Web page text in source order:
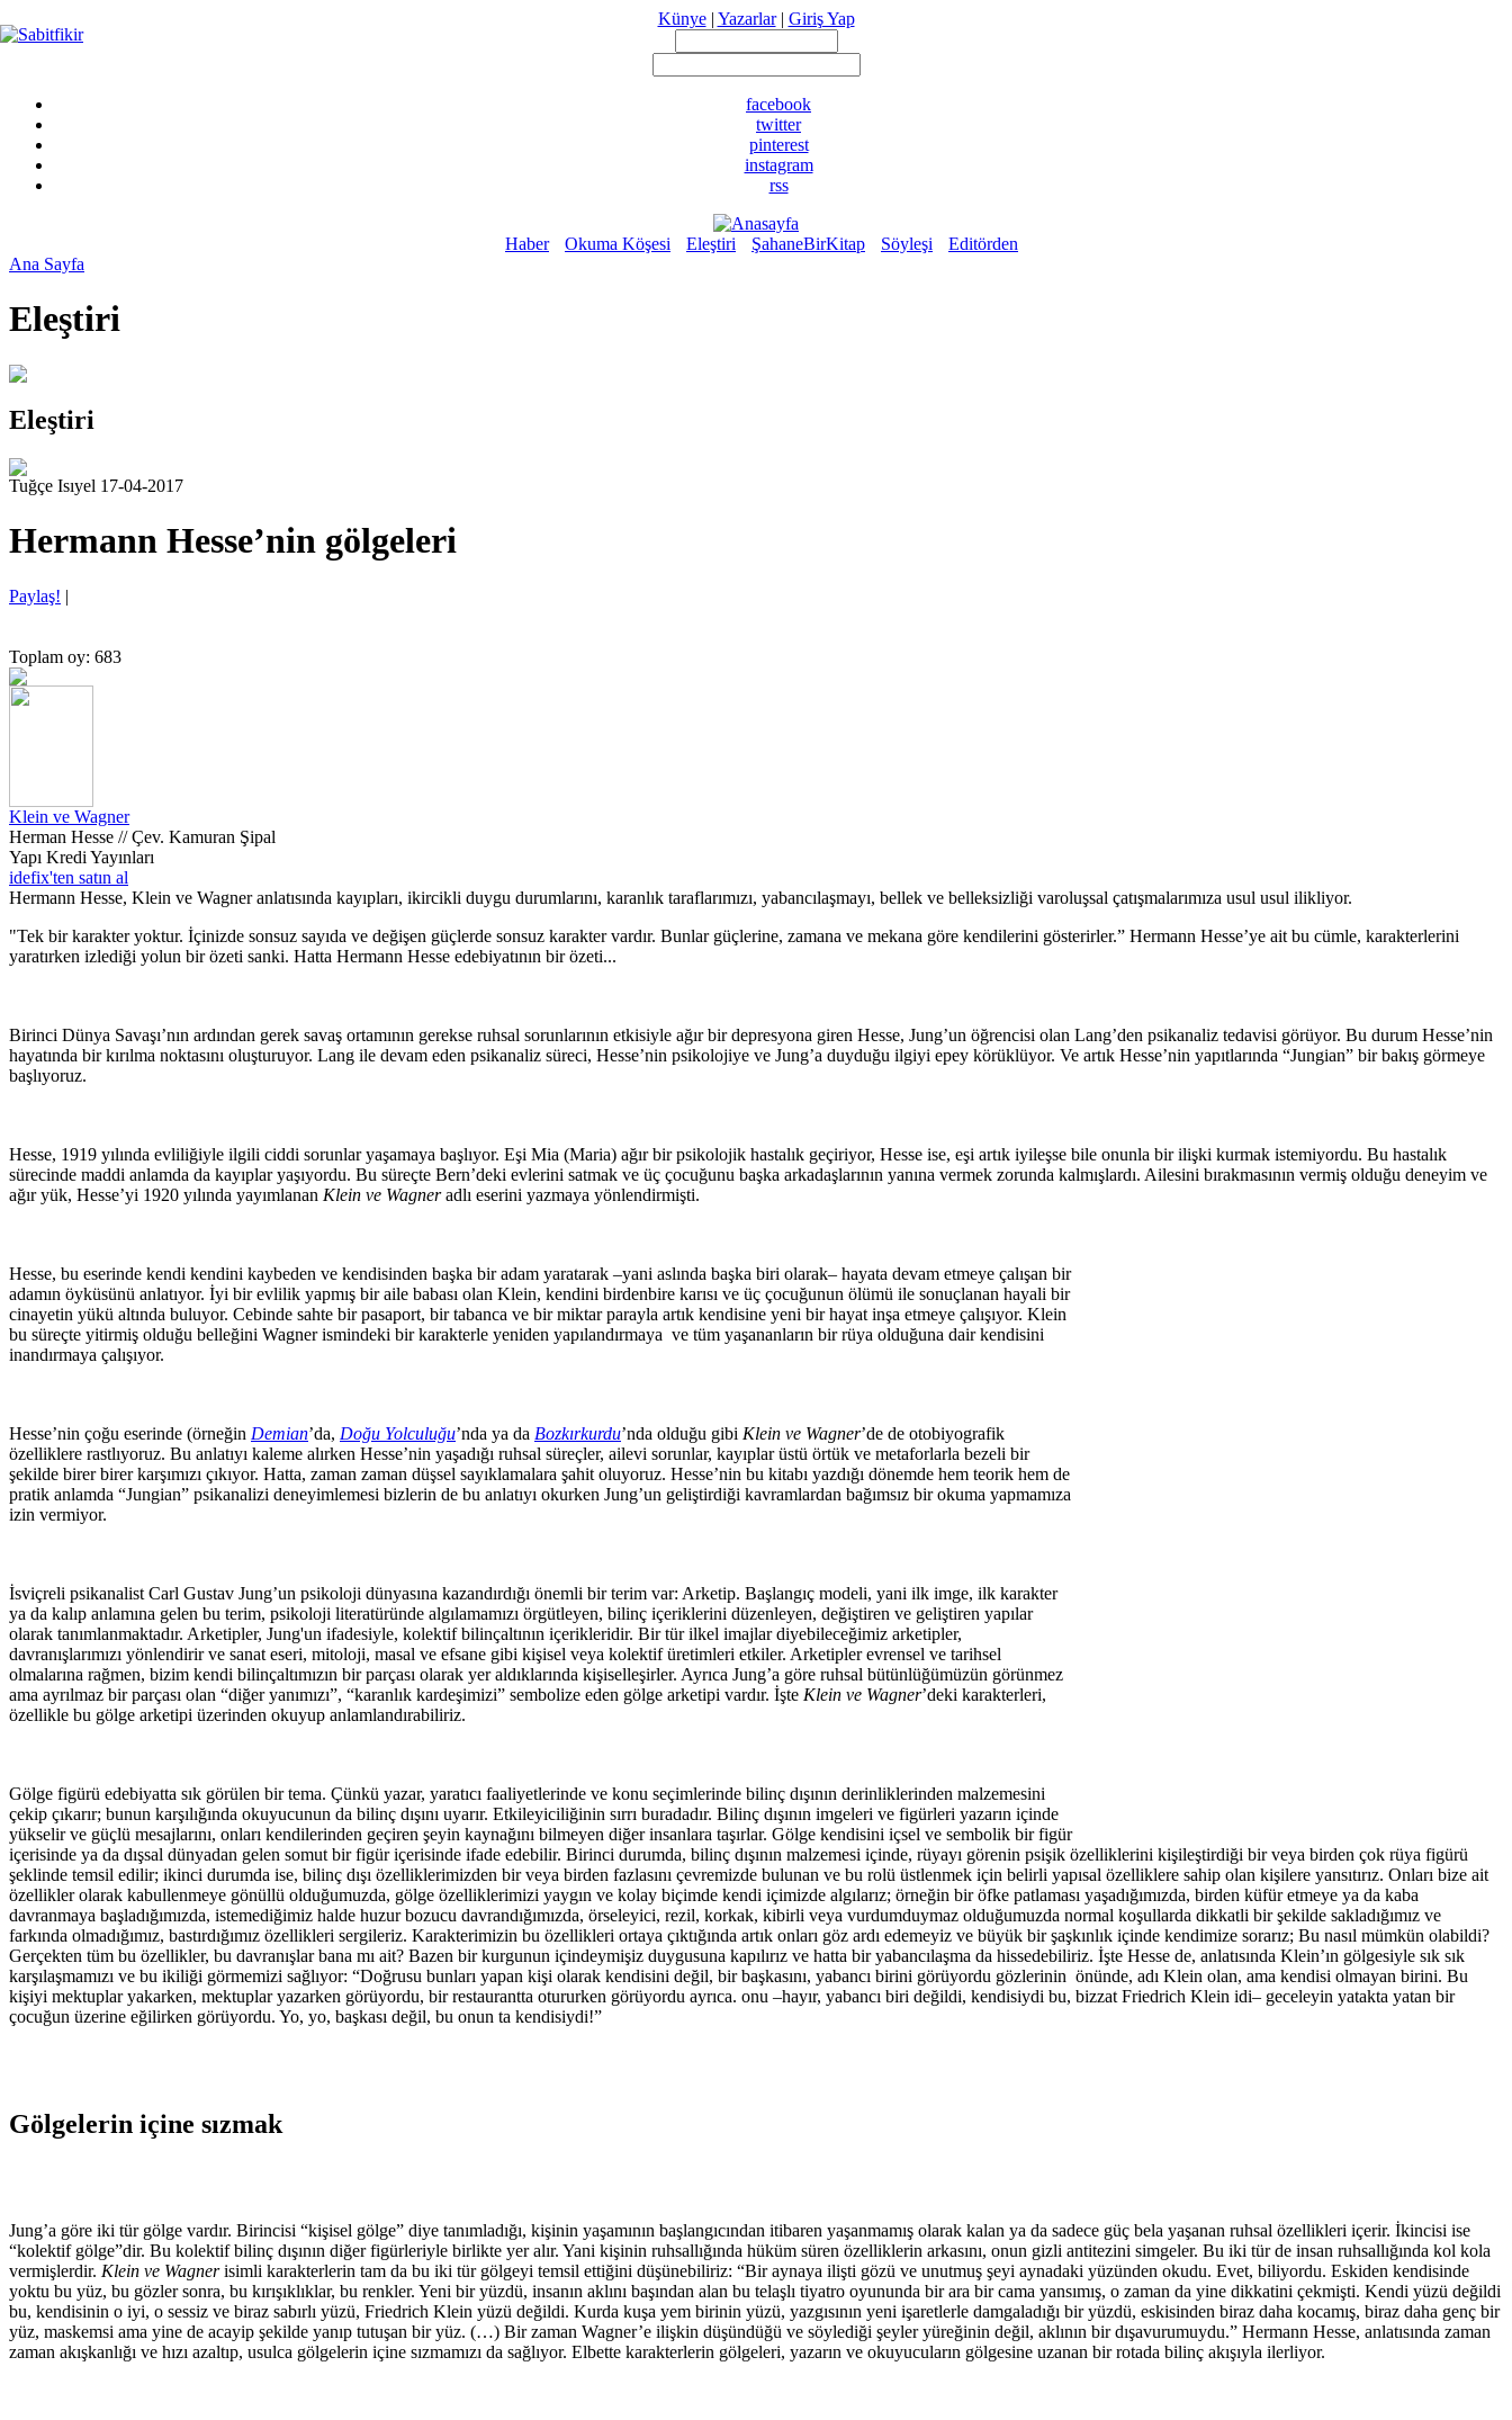
Künye| Yazarlar| Giriş Yap
facebook
twitter
pinterest
instagram
rss
Haber Okuma Köşesi Eleştiri ŞahaneBirKitap Söyleşi
Editörden
Ana Sayfa
Eleştiri
Eleştiri
Tuğçe Isıyel 17-04-2017
Hermann Hesse’nin gölgeleri
Paylaş! |
Toplam oy: 683
Klein ve Wagner
Herman Hesse // Çev. Kamuran Şipal
Yapı Kredi Yayınları
idefix'ten satın al
Hermann Hesse, Klein ve Wagner anlatısında kayıpları, ikircikli duygu durumlarını, karanlık taraflarımızı, yabancılaşmayı, bellek ve belleksizliği varoluşsal çatışmalarımıza usul usul ilikliyor.
"Tek bir karakter yoktur. İçinizde sonsuz sayıda ve değişen güçlerde sonsuz karakter vardır. Bunlar güçlerine, zamana ve mekana göre kendilerini gösterirler.” Hermann Hesse’ye ait bu cümle, karakterlerini
yaratırken izlediği yolun bir özeti sanki. Hatta Hermann Hesse edebiyatının bir özeti...
Birinci Dünya Savaşı’nın ardından gerek savaş ortamının gerekse ruhsal sorunlarının etkisiyle ağır bir depresyona giren Hesse, Jung’un öğrencisi olan Lang’den psikanaliz tedavisi görüyor. Bu durum Hesse’nin
hayatında bir kırılma noktasını oluşturuyor. Lang ile devam eden psikanaliz süreci, Hesse’nin psikolojiye ve Jung’a duyduğu ilgiyi epey körüklüyor. Ve artık Hesse’nin yapıtlarında “Jungian” bir bakış görmeye
başlıyoruz.
Hesse, 1919 yılında evliliğiyle ilgili ciddi sorunlar yaşamaya başlıyor. Eşi Mia (Maria) ağır bir psikolojik hastalık geçiriyor, Hesse ise, eşi artık iyileşse bile onunla bir ilişki kurmak istemiyordu. Bu hastalık
sürecinde maddi anlamda da kayıplar yaşıyordu. Bu süreçte Bern’deki evlerini satmak ve üç çocuğunu başka arkadaşlarının yanına vermek zorunda kalmışlardı. Ailesini bırakmasının vermiş olduğu deneyim ve
ağır yük, Hesse’yi 1920 yılında yayımlanan Klein ve Wagneradlı eserini yazmaya yönlendirmişti.
Hesse, bu eserinde kendi kendini kaybeden ve kendisinden başka bir adam yaratarak –yani aslında başka biri olarak– hayata devam etmeye çalışan bir
adamın öyküsünü anlatıyor. İyi bir evlilik yapmış bir aile babası olan Klein, kendini birdenbire karısı ve üç çocuğunun ölümü ile sonuçlanan hayali bir
cinayetin yükü altında buluyor. Cebinde sahte bir pasaport, bir tabanca ve bir miktar parayla artık kendisine yeni bir hayat inşa etmeye çalışıyor. Klein
bu süreçte yitirmiş olduğu belleğini Wagner ismindeki bir karakterle yeniden yapılandırmaya ve tüm yaşananların bir rüya olduğuna dair kendisini
inandırmaya çalışıyor.
Hesse’nin çoğu eserinde (örneğin Demian’da, Doğu Yolculuğu’nda ya da Bozkırkurdu’nda olduğu gibi Klein ve Wagner’de de otobiyografik
özelliklere rastlıyoruz. Bu anlatıyı kaleme alırken Hesse’nin yaşadığı ruhsal süreçler, ailevi sorunlar, kayıplar üstü örtük ve metaforlarla bezeli bir
şekilde birer birer karşımızı çıkıyor. Hatta, zaman zaman düşsel sayıklamalara şahit oluyoruz. Hesse’nin bu kitabı yazdığı dönemde hem teorik hem de
pratik anlamda “Jungian” psikanalizi deneyimlemesi bizlerin de bu anlatıyı okurken Jung’un geliştirdiği kavramlardan bağımsız bir okuma yapmamıza
izin vermiyor.
İsviçreli psikanalist Carl Gustav Jung’un psikoloji dünyasına kazandırdığı önemli bir terim var: Arketip. Başlangıç modeli, yani ilk imge, ilk karakter
ya da kalıp anlamına gelen bu terim, psikoloji literatüründe algılamamızı örgütleyen, bilinç içeriklerini düzenleyen, değiştiren ve geliştiren yapılar
olarak tanımlanmaktadır. Arketipler, Jung'un ifadesiyle, kolektif bilinçaltının içerikleridir. Bir tür ilkel imajlar diyebileceğimiz arketipler,
davranışlarımızı yönlendirir ve sanat eseri, mitoloji, masal ve efsane gibi kişisel veya kolektif üretimleri etkiler. Arketipler evrensel ve tarihsel
olmalarına rağmen, bizim kendi bilinçaltımızın bir parçası olarak yer aldıklarında kişiselleşirler. Ayrıca Jung’a göre ruhsal bütünlüğümüzün görünmez
ama ayrılmaz bir parçası olan “diğer yanımızı”, “karanlık kardeşimizi” sembolize eden gölge arketipi vardır. İşte Klein ve Wagner’deki karakterleri,
özellikle bu gölge arketipi üzerinden okuyup anlamlandırabiliriz.
Gölge figürü edebiyatta sık görülen bir tema. Çünkü yazar, yaratıcı faaliyetlerinde ve konu seçimlerinde bilinç dışının derinliklerinden malzemesini
çekip çıkarır; bunun karşılığında okuyucunun da bilinç dışını uyarır. Etkileyiciliğinin sırrı buradadır. Bilinç dışının imgeleri ve figürleri yazarın içinde
yükselir ve güçlü mesajlarını, onları kendilerinden geçiren şeyin kaynağını bilmeyen diğer insanlara taşırlar. Gölge kendisini içsel ve sembolik bir figür
içerisinde ya da dışsal dünyadan gelen somut bir figür içerisinde ifade edebilir. Birinci durumda, bilinç dışının malzemesi içinde, rüyayı görenin psişik özelliklerini kişileştirdiği bir veya birden çok rüya figürü
şeklinde temsil edilir; ikinci durumda ise, bilinç dışı özelliklerimizden bir veya birden fazlasını çevremizde bulunan ve bu rolü üstlenmek için belirli yapısal özelliklere sahip olan kişilere yansıtırız. Onları bize ait
özellikler olarak kabullenmeye gönüllü olduğumuzda, gölge özelliklerimizi yaygın ve kolay biçimde kendi içimizde algılarız; örneğin bir öfke patlaması yaşadığımızda, birden küfür etmeye ya da kaba
davranmaya başladığımızda, istemediğimiz halde huzur bozucu davrandığımızda, örseleyici, rezil, korkak, kibirli veya vurdumduymaz olduğumuzda normal koşullarda dikkatli bir şekilde sakladığımız ve
farkında olmadığımız, bastırdığımız özellikleri sergileriz. Karakterimizin bu özellikleri ortaya çıktığında artık onları göz ardı edemeyiz ve büyük bir şaşkınlık içinde kendimize sorarız; Bu nasıl mümkün olabildi?
Gerçekten tüm bu özellikler, bu davranışlar bana mı ait? Bazen bir kurgunun içindeymişiz duygusuna kapılırız ve hatta bir yabancılaşma da hissedebiliriz. İşte Hesse de, anlatısında Klein’ın gölgesiyle sık sık
karşılaşmamızı ve bu ikiliği görmemizi sağlıyor: “Doğrusu bunları yapan kişi olarak kendisini değil, bir başkasını, yabancı birini görüyordu gözlerinin önünde, adı Klein olan, ama kendisi olmayan birini. Bu
kişiyi mektuplar yakarken, mektuplar yazarken görüyordu, bir restaurantta otururken görüyordu ayrıca. onu –hayır, yabancı biri değildi, kendisiydi bu, bizzat Friedrich Klein idi– geceleyin yatakta yatan bir
çocuğun üzerine eğilirken görüyordu. Yo, yo, başkası değil, bu onun ta kendisiydi!”
Gölgelerin içine sızmak
Jung’a göre iki tür gölge vardır. Birincisi “kişisel gölge” diye tanımladığı, kişinin yaşamının başlangıcından itibaren yaşanmamış olarak kalan ya da sadece güç bela yaşanan ruhsal özellikleri içerir. İkincisi ise
“kolektif gölge”dir. Bu kolektif bilinç dışının diğer figürleriyle birlikte yer alır. Yani kişinin ruhsallığında hüküm süren özelliklerin arkasını, onun gizli antitezini simgeler. Bu iki tür de insan ruhsallığında kol kola
vermişlerdir. Klein ve Wagnerisimli karakterlerin tam da bu iki tür gölgeyi temsil ettiğini düşünebiliriz: “Bir aynaya ilişti gözü ve unutmuş şeyi aynadaki yüzünden okudu. Evet, biliyordu. Eskiden kendisinde
yoktu bu yüz, bu gözler sonra, bu kırışıklıklar, bu renkler. Yeni bir yüzdü, insanın aklını başından alan bu telaşlı tiyatro oyununda bir ara bir cama yansımış, o zaman da yine dikkatini çekmişti. Kendi yüzü değildi
bu, kendisinin o iyi, o sessiz ve biraz sabırlı yüzü, Friedrich Klein yüzü değildi. Kurda kuşa yem birinin yüzü, yazgısının yeni işaretlerle damgaladığı bir yüzdü, eskisinden biraz daha kocamış, biraz daha genç bir
yüz, maskemsi ama yine de acayip şekilde yanıp tutuşan bir yüz. (…) Bir zaman Wagner’e ilişkin düşündüğü ve söylediği şeyler yüreğinin değil, aklının bir dışavurumuydu.” Hermann Hesse, anlatısında zaman
zaman akışkanlığı ve hızı azaltıp, usulca gölgelerin içine sızmamızı da sağlıyor. Elbette karakterlerin gölgeleri, yazarın ve okuyucuların gölgesine uzanan bir rotada bilinç akışıyla ilerliyor.